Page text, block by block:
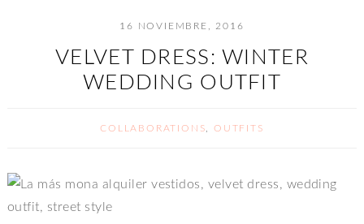
16 NOVIEMBRE, 2016
VELVET DRESS: WINTER
WEDDING OUTFIT
COLLABORATIONS,OUTFITS